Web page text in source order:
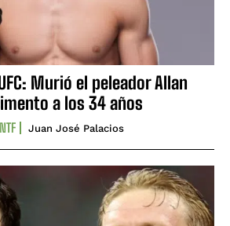
UFC: Murió el peleador Allan
a los 34 años
Juan José Palacios